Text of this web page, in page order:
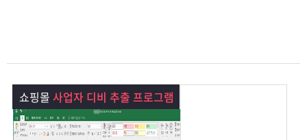
베
램
프
춤
고
쇼핑몰 사업자 디비 추출 프로그램